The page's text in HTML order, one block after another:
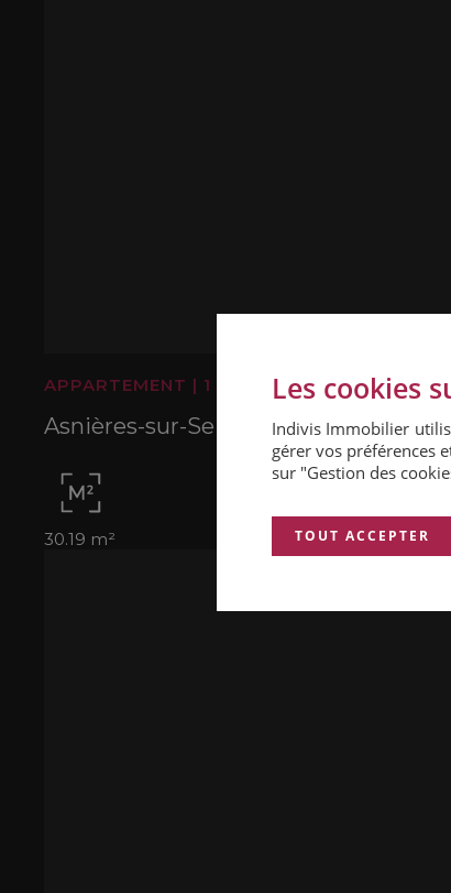
APPARTEMENT | 1 120 € / MOIS
Asnières-sur-Seine (92600)
30.19 m²
Les cookies
Indivis Immobilier
gérer vos préférences
sur "Gestion des
TOUT ACCEPTER